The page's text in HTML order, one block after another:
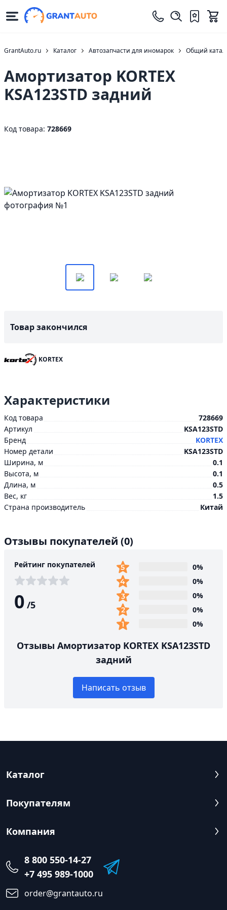
GrantAuto.ru Каталог Автозапчасти для иномарок Общий
Амортизатор KORTEX
KSA123STD задний
Код товара: 728669
Товар закончился
KORTEX
Характеристики
Код товара
728669
Артикул
KSA123STD
Бренд
KORTEX
Номер детали
KSA123STD
Ширина, м
0.1
Высота, м
0.1
Длина, м
0.5
Вес, кг
1.5
Страна производитель
Китай
Отзывы покупателей (0)
Рейтинг покупателей
0 /5
0%
0%
0%
0%
0%
Отзывы Амортизатор KORTEX KSA123STD
задний
Написать отзыв
Каталог
Покупателям
Компания
8 800 550-14-27
+7 495 989-1000
order@grantauto.ru